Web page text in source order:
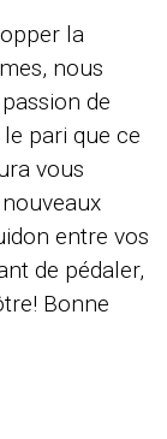
la
nous
de
pari que ce
vous
entre vos
de pédaler,
Bonne